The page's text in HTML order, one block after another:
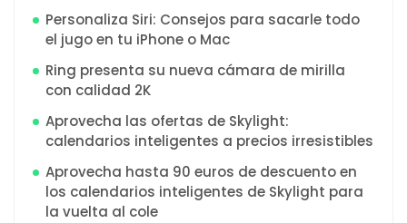
Personaliza Siri: Consejos para sacarle todo
el jugo en tu iPhone o Mac
Ring presenta su nueva cámara de mirilla
con calidad 2K
Aprovecha las ofertas de Skylight:
calendarios inteligentes a precios irresistibles
Aprovecha hasta 90 euros de descuento en
los calendarios inteligentes de Skylight para
la vuelta al cole